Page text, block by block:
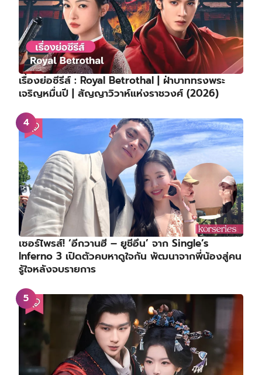
เรื่องย่อซีรีส์ : Royal Betrothal | ฝ่าบาททรงพระ
เจริญหมื่นปี | สัญญาวิวาห์แห่งราชวงศ์ (2026)
เซอร์ไพรส์! ‘อีกวานฮี – ยูชีอึน’ จาก Single’s
Inferno 3 เปิดตัวคบหาดูใจกัน พัฒนาจากพี่น้องสู่คน
รู้ใจหลังจบรายการ